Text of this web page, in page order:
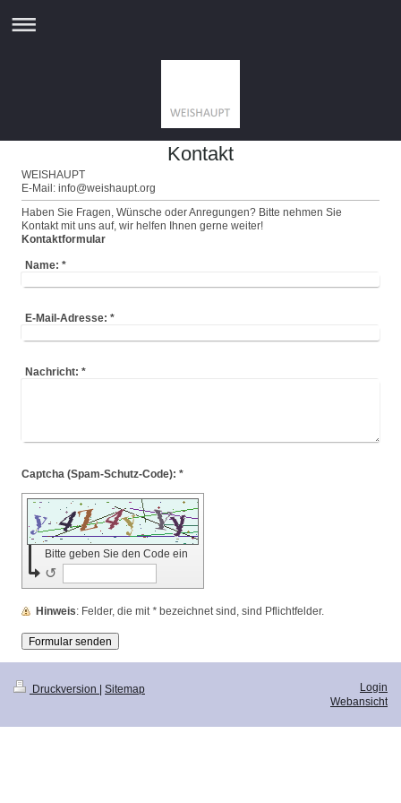
Kontakt
WEISHAUPT
E-Mail: info@weishaupt.org
Haben Sie Fragen, Wünsche oder Anregungen? Bitte nehmen Sie
Kontakt mit uns auf, wir helfen Ihnen gerne weiter!
Kontaktformular
Name: *
E-Mail-Adresse: *
Nachricht: *
Captcha (Spam-Schutz-Code): *
Bitte geben Sie den Code ein
↺
Hinweis : Felder, die mit * bezeichnet sind, sind Pflichtfelder.
Druckversion | Sitemap
Login
Webansicht